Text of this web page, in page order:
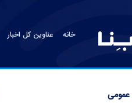
خانه عناوین کل اخبار
عمومی